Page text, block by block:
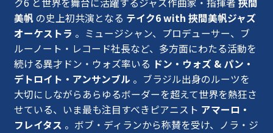
美帆 の史上初共演となる テイク6 with 挾間美帆ジャズ
オーケストラ 。ミュージシャン、プロデューサー、ブ
ルーノート・レコード社⻑など、多⽅⾯にわたる活動を
続ける異才ドン・ウォズ率いる ドン・ウォズ & パン・
デトロイト・アンサンブル 。ブラジル出⾝のルーツを
⼤切にしながらあらゆるボーダーを超えて世界を熱狂さ
せている、いま最も注⽬すべきピアニスト アマーロ・
フレイタス 。ボブ・ディランから称賛を受け、ノラ・ジ